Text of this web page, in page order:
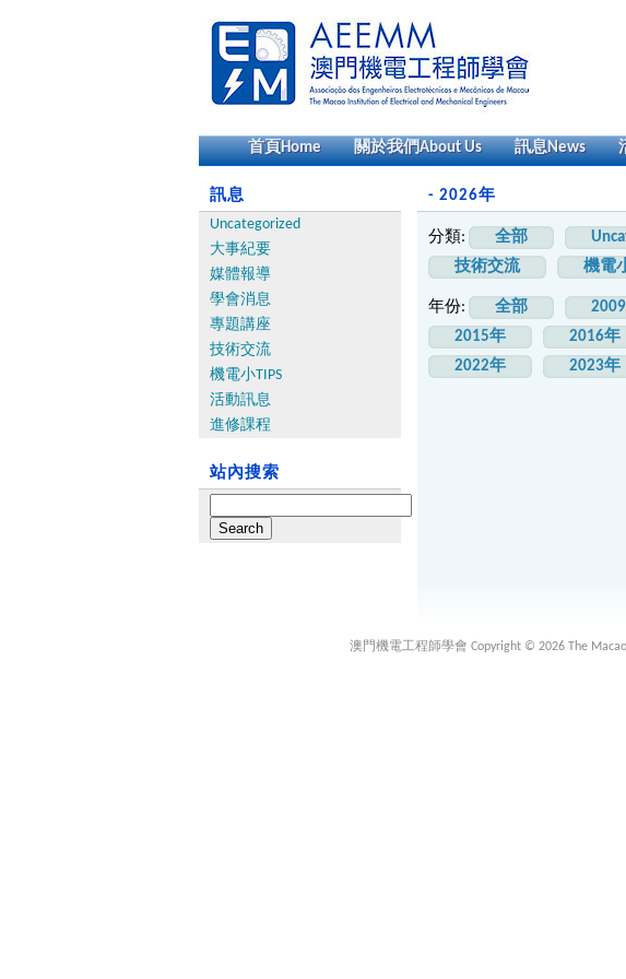
首頁Home 關於我們About Us 訊息News
訊息
Uncategorized
大事紀要
媒體報導
學會消息
專題講座
技術交流
機電小TIPS
活動訊息
進修課程
站內搜索
for:
- 2026年
分類: 全部
技術交流
機電
年份: 全部
2015年
2016年
2022年
2023年
澳門機電工程師學會 Copyright © 2026 The